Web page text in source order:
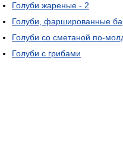
Голуби жареные - 2
Голуби, фаршированные
Голуби со сметаной по-
Голуби с грибами